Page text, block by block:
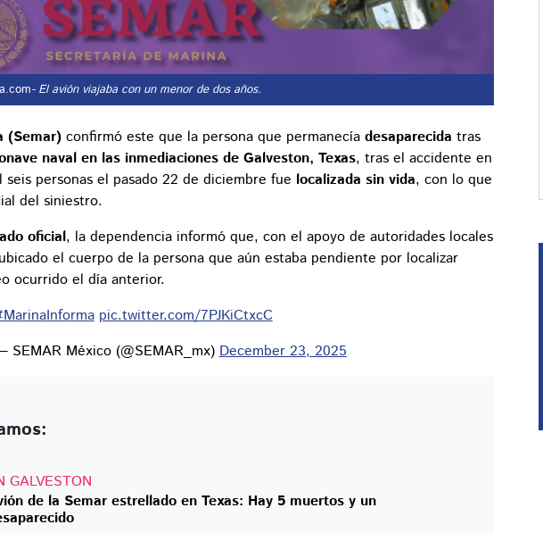
- El avión viajaba con un menor de dos años.
(Semar) confirmó este que la persona que permanecía desaparecida tras
naval en las inmediaciones de Galveston, Texas, tras el accidente en
personas el pasado 22 de diciembre fue localizada sin vida, con lo que
del siniestro.
oficial, la dependencia informó que, con el apoyo de autoridades locales
el cuerpo de la persona que aún estaba pendiente por localizar
ocurrido el día anterior.
pic.twitter.com/7PJKiCtxcC
SEMAR México (@SEMAR_mx)December 23, 2025
GALVESTON
de la Semar estrellado en Texas: Hay 5 muertos y un